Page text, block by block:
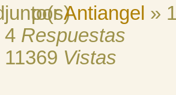
porAntiangel »
4 Respuestas
11369 Vistas